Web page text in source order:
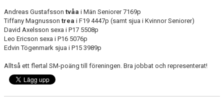
BÖRJA TRÄNA FRIIDROTT
FAQ
ARRANGEMANG
Andreas Gustafsson tvåa i Män Seniorer 7169p
Tiffany Magnusson trea i F19 4447p (samt sjua i Kvinnor Seniorer)
David Axelsson sexa i P17 5508p
Leo Ericson sexa i P16 5076p
Edvin Tögenmark sjua i P15 3989p
Alltså ett flertal SM-poäng till föreningen. Bra jobbat och representerat!